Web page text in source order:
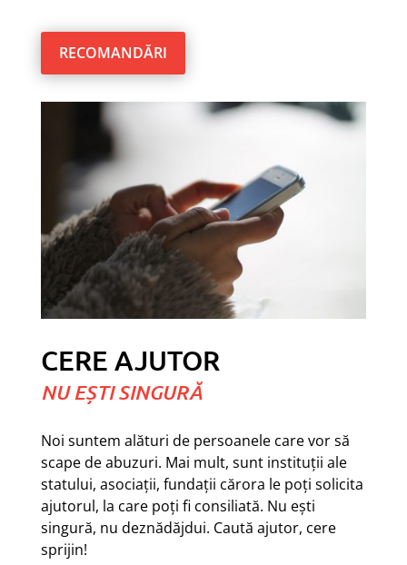
RECOMANDĂRI
CERE AJUTOR
NU EȘTI SINGURĂ
Noi suntem alături de persoanele care vor să
scape de abuzuri. Mai mult, sunt instituții ale
statului, asociații, fundații cărora le poți solicita
ajutorul, la care poți fi consiliată. Nu ești
singură, nu deznădăjdui. Caută ajutor, cere
sprijin!